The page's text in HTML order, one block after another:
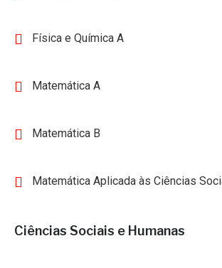
Física e Química A
Matemática A
Matemática B
Matemática Aplicada às Ciências
Ciências Sociais e Humanas